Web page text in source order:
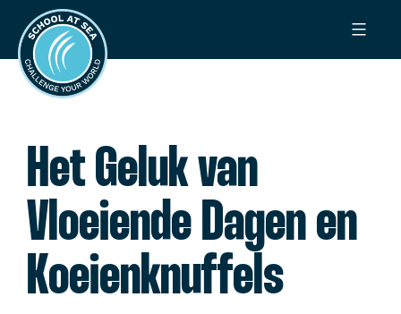
naar
inhoud
School
at
Sea
Het Geluk van
Vloeiende Dagen en
Koeienknuffels